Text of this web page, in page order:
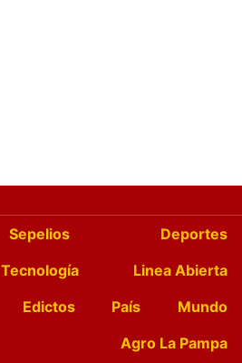
Sepelios
Deportes
Tecnología
Linea Abierta
Edictos País
Mundo
Agro La Pampa